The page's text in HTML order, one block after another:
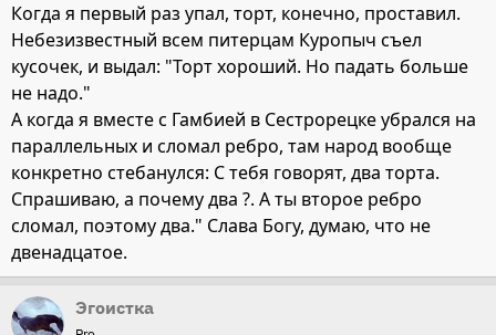
Когда я первый раз упал, торт, конечно, проставил.
Небезизвестный всем питерцам Куропыч съел
кусочек, и выдал: "Торт хороший. Но падать больше
не надо."
А когда я вместе с Гамбией в Сестрорецке убрался на
параллельных и сломал ребро, там народ вообще
конкретно стебанулся: С тебя говорят, два торта.
Спрашиваю, а почему два ?. А ты второе ребро
сломал, поэтому два." Слава Богу, думаю, что не
двенадцатое.
Эгоистка